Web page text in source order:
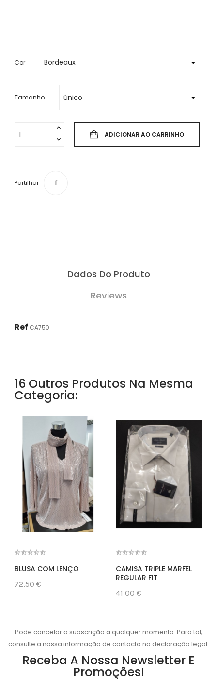
Cor
Tamanho
ADICIONAR AO CARRINHO
Partilhar
Dados Do Produto
Reviews
Ref CA750
16 Outros Produtos Na Mesma
Categoria:
BLUSA COM LENÇO
72,50 €
CAMISA TRIPLE MARFEL
REGULAR FIT
41,00 €
Pode cancelar a subscrição a qualquer momento. Para tal,
consulte a nossa informação de contacto na declaração legal.
Receba A Nossa Newsletter E
Promoções!